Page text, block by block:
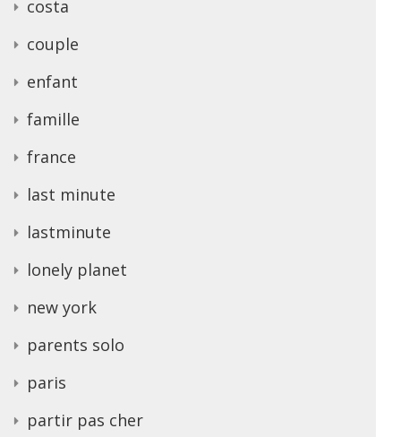
costa
couple
enfant
famille
france
last minute
lastminute
lonely planet
new york
parents solo
paris
partir pas cher